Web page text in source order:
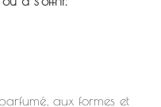
aux formes et